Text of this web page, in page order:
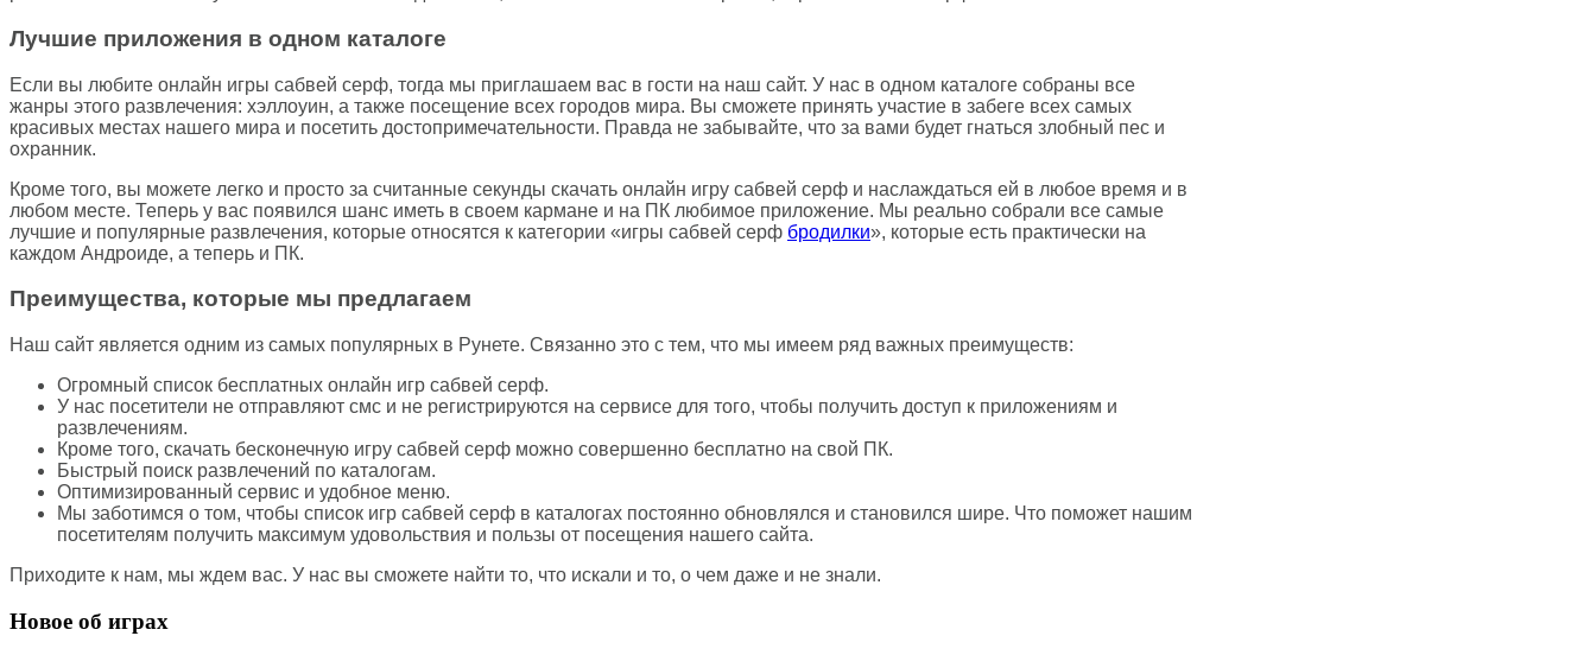
Лучшие приложения в одном каталоге
Если вы любите онлайн игры сабвей серф, тогда мы приглашаем вас в гости на наш сайт. У нас в одном каталоге собраны все
жанры этого развлечения: хэллоуин, а также посещение всех городов мира. Вы сможете принять участие в забеге всех самых
красивых местах нашего мира и посетить достопримечательности. Правда не забывайте, что за вами будет гнаться злобный пес и
охранник.
Кроме того, вы можете легко и просто за считанные секунды скачать онлайн игру сабвей серф и наслаждаться ей в любое время и в
любом месте. Теперь у вас появился шанс иметь в своем кармане и на ПК любимое приложение. Мы реально собрали все самые
лучшие и популярные развлечения, которые относятся к категории «игры сабвей серф бродилки», которые есть практически на
каждом Андроиде, а теперь и ПК.
Преимущества, которые мы предлагаем
Наш сайт является одним из самых популярных в Рунете. Связанно это с тем, что мы имеем ряд важных преимуществ:
Огромный список бесплатных онлайн игр сабвей серф.
У нас посетители не отправляют смс и не регистрируются на сервисе для того, чтобы получить доступ к приложениям и
развлечениям.
Кроме того, скачать бесконечную игру сабвей серф можно совершенно бесплатно на свой ПК.
Быстрый поиск развлечений по каталогам.
Оптимизированный сервис и удобное меню.
Мы заботимся о том, чтобы список игр сабвей серф в каталогах постоянно обновлялся и становился шире. Что поможет нашим
посетителям получить максимум удовольствия и пользы от посещения нашего сайта.
Приходите к нам, мы ждем вас. У нас вы сможете найти то, что искали и то, о чем даже и не знали.
Новое об играх